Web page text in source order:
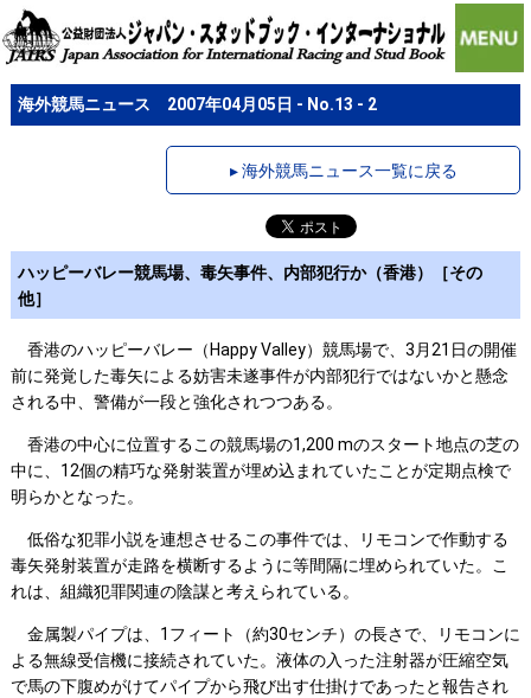
海外競馬ニュース 2007年04月05日 - No.13 - 2
▸ 海外競馬ニュース一覧に戻る
ハッピーバレー競馬場、毒矢事件、内部犯行か（香港）［その
他］
香港のハッピーバレー（Happy Valley）競馬場で、3月21日の開催
前に発覚した毒矢による妨害未遂事件が内部犯行ではないかと懸念
される中、警備が一段と強化されつつある。
香港の中心に位置するこの競馬場の1,200 mのスタート地点の芝の
中に、12個の精巧な発射装置が埋め込まれていたことが定期点検で
明らかとなった。
低俗な犯罪小説を連想させるこの事件では、リモコンで作動する
毒矢発射装置が走路を横断するように等間隔に埋められていた。こ
れは、組織犯罪関連の陰謀と考えられている。
金属製パイプは、1フィート（約30センチ）の長さで、リモコンに
よる無線受信機に接続されていた。液体の入った注射器が圧縮空気
で馬の下腹めがけてパイプから飛び出す仕掛けであったと報告され